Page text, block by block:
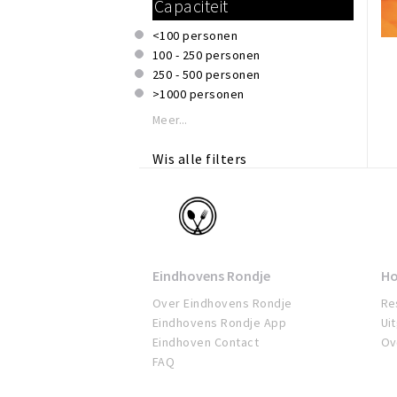
Veganistisch
Vietnamees
Vlees & barbecue
WiFi
Capaciteit
<100 personen
100 - 250 personen
250 - 500 personen
>1000 personen
Meer...
Wis alle filters
Eindhoven
Eindhovens Rondje
Over Eindhovens Rondje
Eindhovens Rondje App
Eindhoven Contact
FAQ